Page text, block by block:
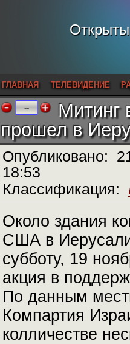
ГЛАВНАЯ ТЕЛЕВИДЕНИЕ
--
Митинг
прошел в
Опубликовано:
18:53
Классификация:
Около здания
США в
субботу, 19
акция в
По данным
Компартия
колличестве